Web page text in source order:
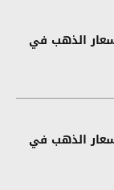
الذهب في
الذهب في